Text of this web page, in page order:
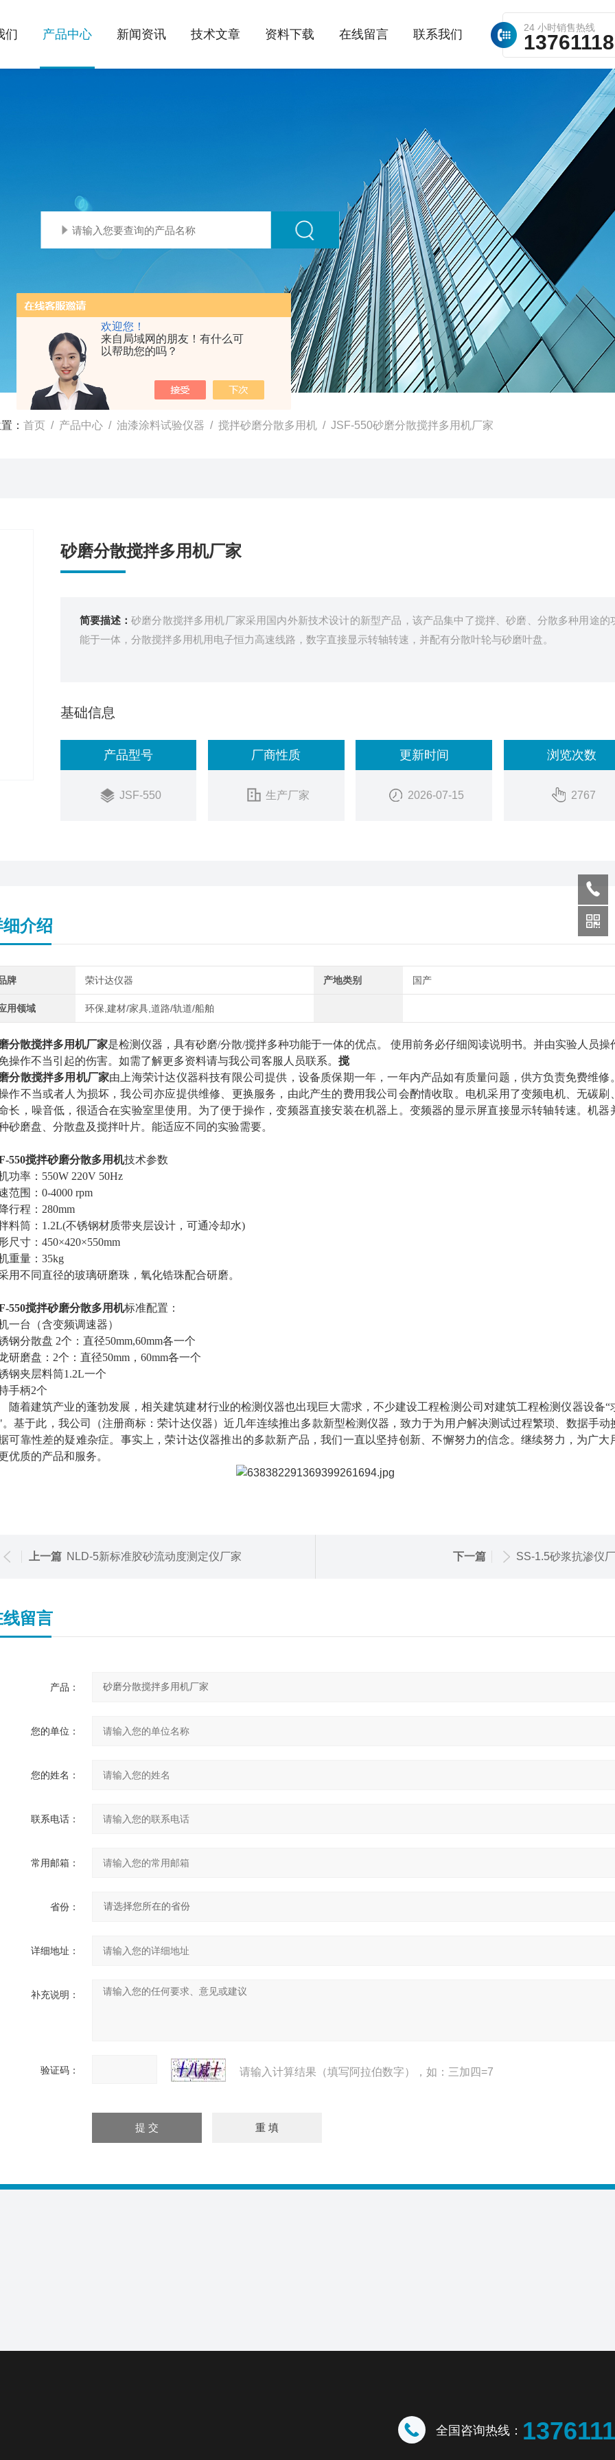
欢迎您！
来自局域网的朋友！有什么可
以帮助您的吗？
24 小时销售热线
们 产品中心 新闻资讯 技术文章 资料下载 在线留言 联系我们
： 首页 / 产品中心 / 油漆涂料试验仪器 / 搅拌砂磨分散多用机 / JSF-550砂磨分散搅拌多用机厂家
砂磨分散搅拌多用机厂家
简要描述： 砂磨分散搅拌多用机厂家采用国内外新技术设计的新型产品，该产品集中了搅拌、砂磨、分散多种用途的
能于一体，分散搅拌多用机用电子恒力高速线路，数字直接显示转轴转速，并配有分散叶轮与砂磨叶盘。
基础信息
产品型号
JSF-550
厂商性质
生产厂家
更新时间
2026-07-15
浏览次数
2767
介绍
牌 荣计达仪器 产地类别 国产
用领域 环保,建材/家具,道路/轨道/船舶
分散搅拌多用机厂家是检测仪器， 具有砂磨/分散/搅拌多种功能于一体的优点。 使用前务必仔细阅读说明书。并由实验人员操
操作不当引起的伤害。 如需了解更多资料请与我公司客服人员联系。 搅
分散搅拌多用机厂家由上海荣计达仪器科技有限公司提供，设备质保期一年，一年内产品如有质量问题，供方负责免费维修
作不当或者人为损坏，我公司亦应提供维修、更换服务，由此产生的费用我公司会酌情收取 。 电机采用了变频电机、无碳刷
长，噪音低，很适合在实验室里使用。为了便于操作，变频器直接安装在机器上。变频器的显示屏直接显示转轴转速。机器
砂磨盘、分散盘及搅拌叶片。能适应不同的实验需要。
550搅拌砂磨分散多用机技术参数
功率： 550W 220V 50Hz
范围： 0-4000 rpm
行程： 280mm
料筒： 1.2L(不锈钢材质带夹层设计，可通冷却水)
尺寸： 450×420×550mm
重量： 35kg
用不同直径的玻璃研磨珠，氧化锆珠配合研磨。
550搅拌砂磨分散多用机标准配置：
一台（含变频调速器）
钢分散盘 2个：直径50mm,60mm各一个
研磨盘： 2个：直径50mm，60mm各一个
钢夹层料筒1.2L一个
手柄2个
随着建筑产业的蓬勃发展，相关建筑建材行业的检测仪器也出现巨大需求， 不少建设工程检测公司 对建筑工程检测仪器设备“
。基于此，我公司（注册商标：荣计达仪器）近几年连续推出多款新型检测仪器，致力于为用户解决测试过程繁琐、数据手动
可靠性差的疑难杂症。 事实上，荣计达仪器推出的多款新产品，我们一直以坚持创新、不懈努力的信念。继续努力，为广大
优质的产品和服务。
上一篇 NLD-5新标准胶砂流动度测定仪厂家 下一篇 SS-1.5砂浆抗渗仪
线留言
产品：
您的单位：
您的姓名：
联系电话：
常用邮箱：
省份：
详细地址：
补充说明：
验证码： 请输入计算结果（填写阿拉伯数字），如：三加四=7
全国咨询热线：